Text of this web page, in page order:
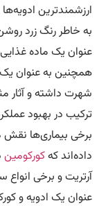
ارزشمندترین
به خاطر رنگ زرد
عنوان یک ماده
همچنین به عنوان
شهرت داشته و آثار
ترکیب در بهبود
برخی بیماری‌ها
داده‌اند کهکورکومین
آرتریت و برخی
عنوان یک ادویه و